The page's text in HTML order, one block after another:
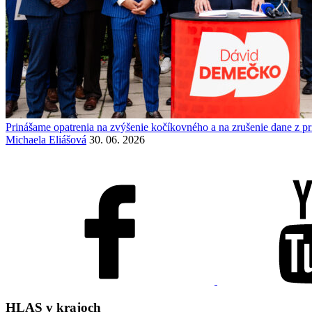
Prinášame opatrenia na zvýšenie kočíkovného a na zrušenie dane z
Michaela Eliášová 30. 06. 2026
HLAS v krajoch